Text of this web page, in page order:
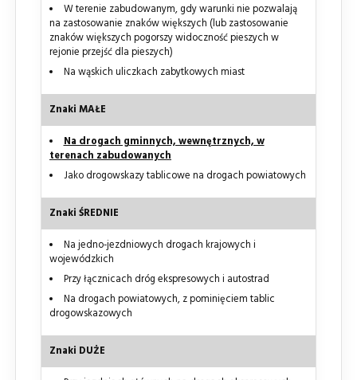
W terenie zabudowanym, gdy warunki nie pozwalają
na zastosowanie znaków większych (lub zastosowanie
znaków większych pogorszy widoczność pieszych w
rejonie przejść dla pieszych)
Na wąskich uliczkach zabytkowych miast
Znaki MAŁE
Na drogach gminnych, wewnętrznych, w
terenach zabudowanych
Jako drogowskazy tablicowe na drogach powiatowych
Znaki ŚREDNIE
Na jedno-jezdniowych drogach krajowych i
wojewódzkich
Przy łącznicach dróg ekspresowych i autostrad
Na drogach powiatowych, z pominięciem tablic
drogowskazowych
Znaki DUŻE